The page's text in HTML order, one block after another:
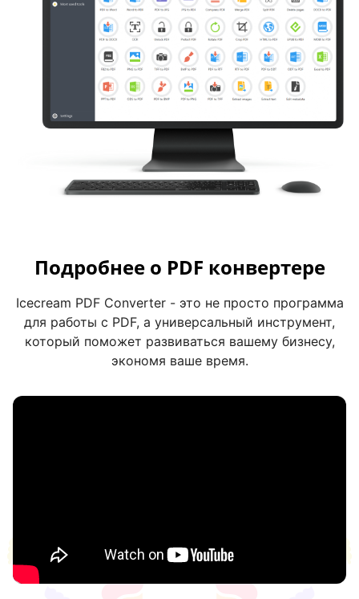
Подробнее о PDF конвертере
Icecream PDF Converter - это не просто программа
для работы с PDF, а универсальный инструмент,
который поможет развиваться вашему бизнесу,
экономя ваше время.